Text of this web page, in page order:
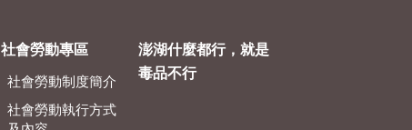
社會勞動專區
社會勞動制度簡介
社會勞動執行方式
澎湖什麼都行，就是
毒品不行